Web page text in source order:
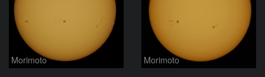
Morimoto Morimoto